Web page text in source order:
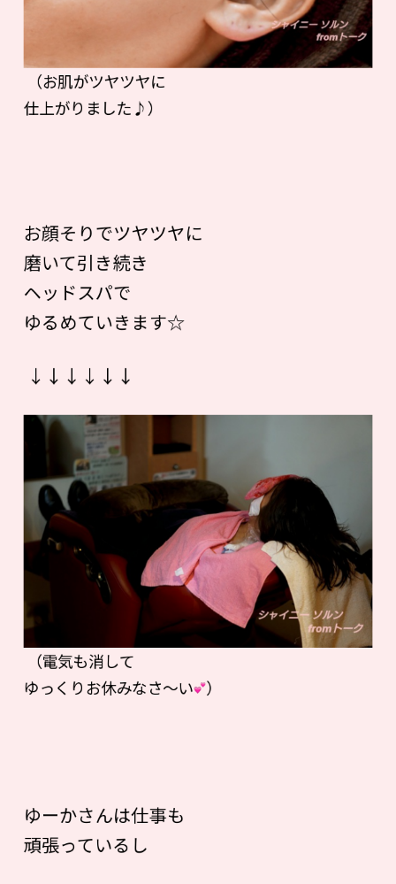
（お肌がツヤツヤに
仕上がりました♪）
お顔そりでツヤツヤに
磨いて引き続き
ヘッドスパで
ゆるめていきます☆
↓↓↓↓↓↓
（電気も消して
ゆっくりお休みなさ〜い ）
ゆーかさんは仕事も
頑張っているし